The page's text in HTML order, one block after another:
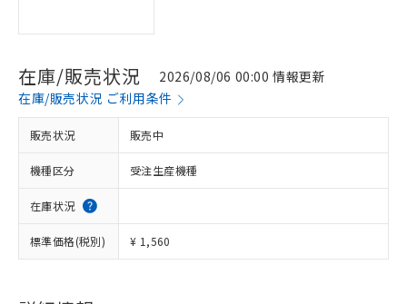
在庫/販売状況
2026/08/06 00:00 情報更新
在庫/販売状況 ご利用条件
販売状況 販売中
機種区分 受注生産機種
在庫状況
標準価格(税別) ¥ 1,560